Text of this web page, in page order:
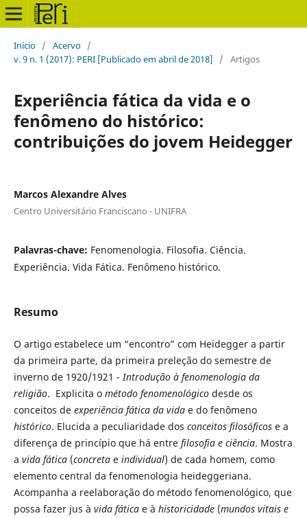
Início / Acervo /
v. 9 n. 1 (2017): PERI [Publicado em abril de 2018]
/ Artigos
Experiência fática da vida e o
fenômeno do histórico:
contribuições do jovem Heidegger
Marcos Alexandre Alves
Centro Universitário Franciscano - UNIFRA
Palavras-chave: Fenomenologia. Filosofia. Ciência.
Experiência. Vida Fática. Fenômeno histórico.
Resumo
O artigo estabelece um “encontro” com Heidegger a partir
da primeira parte, da primeira preleção do semestre de
inverno de 1920/1921 -Introdução à fenomenologia da
religião. Explicita o método fenomenológicodesde os
conceitos de experiência fática da vidae do fenômeno
histórico. Elucida a peculiaridade dos conceitos filosóficose a
diferença de princípio que há entre filosofia e ciência. Mostra
a vida fática(concreta eindividual) de cada homem, como
elemento central da fenomenologia heideggeriana.
Acompanha a reelaboração do método fenomenológico, que
possa fazer jus à vida fática e à historicidade(mundos vitais e